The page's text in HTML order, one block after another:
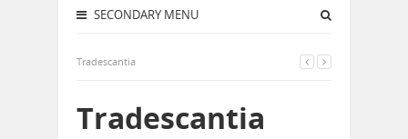
SECONDARY MENU
Tradescantia
Tradescantia